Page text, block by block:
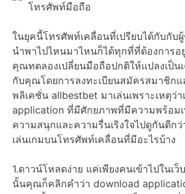
โทรศัพท์มือถือ
ในยุคนี้โทรศัพท์เคลื่อนที่เปรียบได้กับกับ
นำพาไปไหนมาไหนก็ได้ทุกที่ที่ต้องการอ
คุณทดลองเปลี่ยนมือถือปกติให้แปลงเป็นเ
กับคุณโดยการลงทะเบียนสมัครสมาชิก
พลิเคชั่น allbestbet มาเล่นเพราะเหตุว่า
application ที่มีศักยภาพที่มีความพร้อมเ
ความสนุกและความรื่นเริงใจไปดูกันดีก
เล่นเกมบนโทรศัพท์เคลื่อนที่มีอะไรบ้าง
1.ดาวน์โหลดง่าย แค่เพียงคนเข้าไปในเ
นั้นคุณก็คลิกคำว่า download